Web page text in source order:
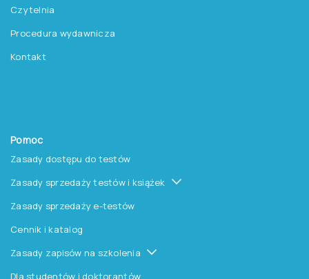
Czytelnia
Procedura wydawnicza
Kontakt
Pomoc
Zasady dostępu do testów
Zasady sprzedaży testów i książek
Zasady sprzedaży e-testów
Cennik i katalog
Zasady zapisów na szkolenia
Dla studentów i doktorantów